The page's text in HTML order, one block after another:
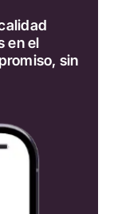
en el
sin